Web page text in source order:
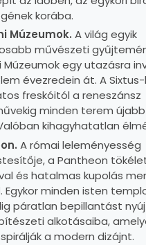
korába.
Múzeumok. A világ egyik
művészeti
Múzeumok egy utazásra
évezredein át. A
freskóitól a reneszánsz
minden terem
kihagyhatatlan
A római leleményesség
a Pantheon
és hatalmas kupolás
Egykor minden isten
páratlan bepillantást
alkotásaiba,
a modern dizájnt.